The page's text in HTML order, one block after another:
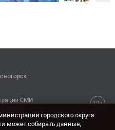
12+
СМИ
городского округа
может собирать данные,